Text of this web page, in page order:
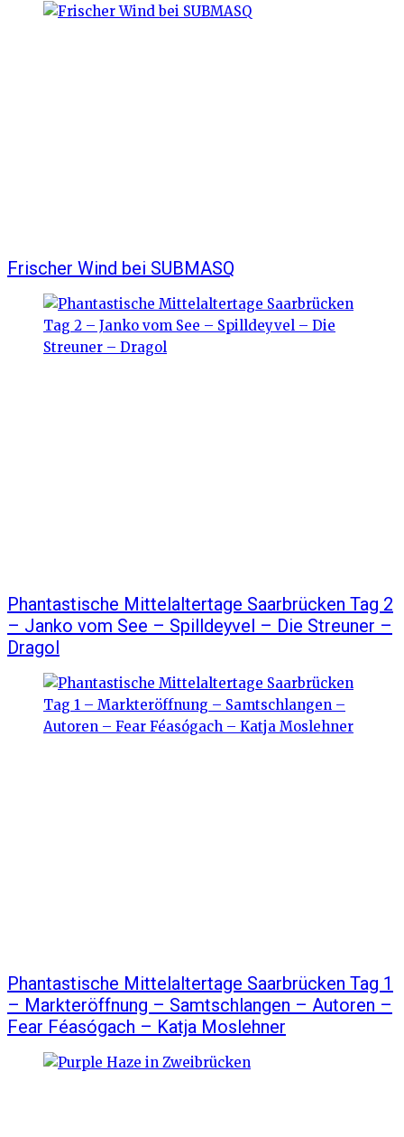
Frischer Wind bei SUBMASQ
Phantastische Mittelaltertage Saarbrücken Tag 2
– Janko vom See – Spilldeyvel – Die Streuner –
Dragol
Phantastische Mittelaltertage Saarbrücken Tag 1
– Markteröffnung – Samtschlangen – Autoren –
Fear Féasógach – Katja Moslehner